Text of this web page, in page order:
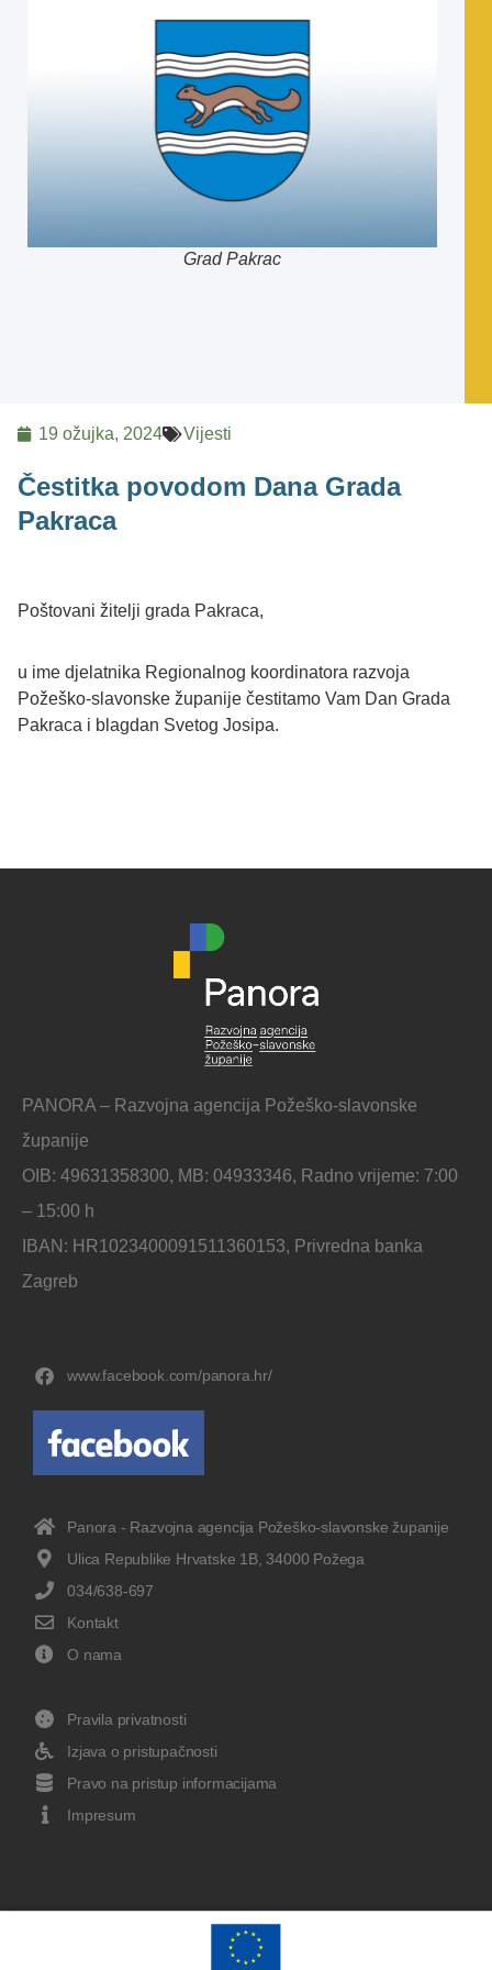
Grad Pakrac
19 ožujka, 2024 Vijesti
Čestitka povodom Dana Grada
Pakraca
Poštovani žitelji grada Pakraca,
u ime djelatnika Regionalnog koordinatora razvoja
Požeško-slavonske županije čestitamo Vam Dan Grada
Pakraca i blagdan Svetog Josipa.
PANORA – Razvojna agencija Požeško-slavonske
županije
OIB: 49631358300, MB: 04933346, Radno vrijeme: 7:00
– 15:00 h
IBAN: HR1023400091511360153, Privredna banka
Zagreb
www.facebook.com/panora.hr/
Panora - Razvojna agencija Požeško-slavonske županije
Ulica Republike Hrvatske 1B, 34000 Požega
034/638-697
Kontakt
O nama
Pravila privatnosti
Izjava o pristupačnosti
Pravo na pristup informacijama
Impresum